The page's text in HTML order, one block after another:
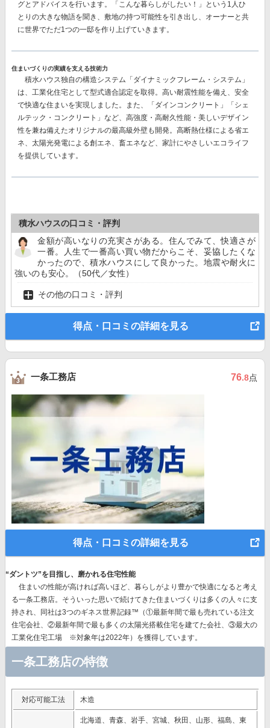
グとアドバイスを行います。「こんな暮らしがしたい！」という1人ひ
とりの大きな物語を聞き、敷地の持つ可能性を引き出し、オーナーと共
に世界でただ1つの一邸を作り上げていきます。
住まいづくりの実績を支える技術力
積水ハウス独自の構造システム 「ダイナミックフレーム・システム」
は、工業化住宅として型式適合認定を取得。高い耐震性能を備え、安全
で快適な住まいを実現しました。また、
「ダインコンクリート」「シェ
ルテック・コンクリート」 など、高強度・高耐久性能・美しいデザイン
性を兼ね備えたオリジナルの最高級外壁も開発。高断熱仕様による省エ
ネ、太陽光発電による創エネ、畜エネなど、家計にやさしいエコライフ
を提供しています。
積水ハウスの口コミ・評判
金額が高いなりの充実さがある。住んでみて、快適さが
一番。人生で一番高い買い物だからこそ、妥協したくな
かったので、積水ハウスにして良かった。地震や耐火に
強いのも安心。（50代／女性）
その他の口コミ・評判
得点・口コミの詳細を見る
一条工務店 76.8点
得点・口コミの詳細を見る
“ダントツ”を目指し、磨かれる住宅性能
住まいの性能が高ければ高いほど、暮らしがより豊かで快適になると考え
る一条工務店。そういった思いで続けてきた住まいづくりは多くの人々に支
持され、同社は3つのギネス世界記録™（①最新年間で最も売れている注文
住宅会社、②最新年間で最も多くの太陽光搭載住宅を建てた会社、③最大の
工業化住宅工場 ※対象年は2022年）を獲得しています。
一条工務店の特徴
対応可能工法 木造
北海道、青森、岩手、宮城、秋田、山形、福島、東